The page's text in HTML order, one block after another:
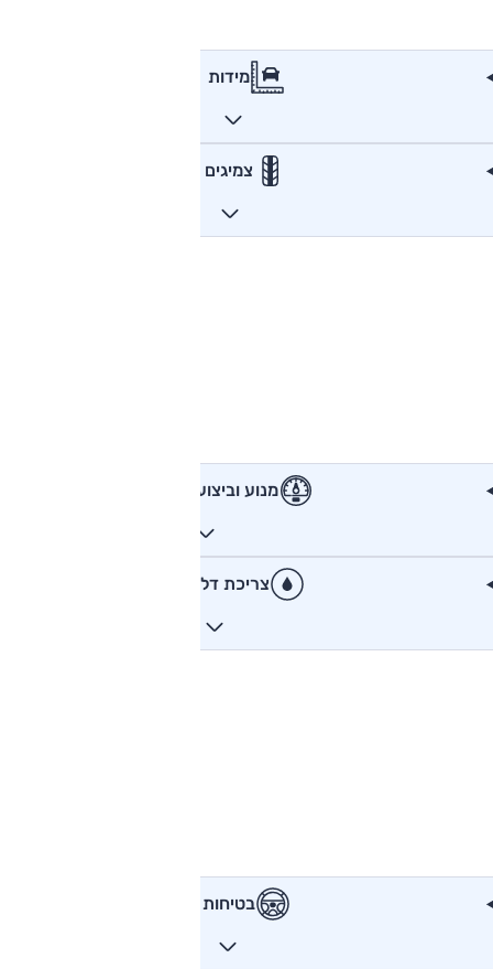
מידות
צמיגים
מנוע וביצועים
צריכת דלק
בטיחות